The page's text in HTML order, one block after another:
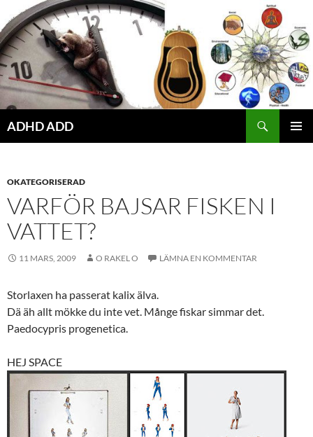
Hoppa
till
innehåll
ADHD ADD
OKATEGORISERAD
VARFÖR BAJSAR FISKEN I
VATTET?
11 MARS, 2009 O RAKEL O LÄMNA EN KOMMENTAR
Storlaxen ha passerat kalix älva.
Dä äh allt mökke du inte vet. Månge fiskar simmar det.
Paedocypris progenetica.
HEJ SPACE